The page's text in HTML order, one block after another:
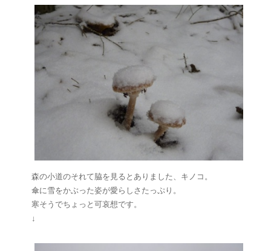
森の小道のそれて脇を見るとありました、キノコ。
傘に雪をかぶった姿が愛らしさたっぷり。
寒そうでちょっと可哀想です。
↓